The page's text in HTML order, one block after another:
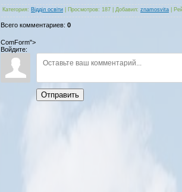
Категория: Відділ освіти Просмотров: 187 Добавил: znamosvita
Всего комментариев: 0
ComForm">
Войдите:
Отправить